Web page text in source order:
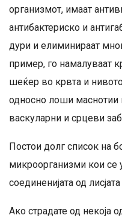
организмот, имаат
антибактериско и
дури и елиминираат
пример, го намалуваат
шеќер во крвта и
односно лоши маснотии
васкуларни и срцеви
Постои долг список на
микроорганизми кои
соединенијата од
Ако страдате од некоја